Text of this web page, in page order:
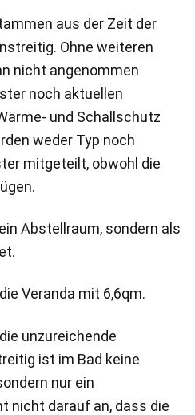
aus der Zeit der
Ohne weiteren
nicht angenommen
noch aktuellen
und Schallschutz
weder Typ noch
mitgeteilt, obwohl die
Abstellraum, sondern als
Veranda mit 6,6qm.
unzureichende
ist im Bad keine
nur ein
nicht darauf an, dass die